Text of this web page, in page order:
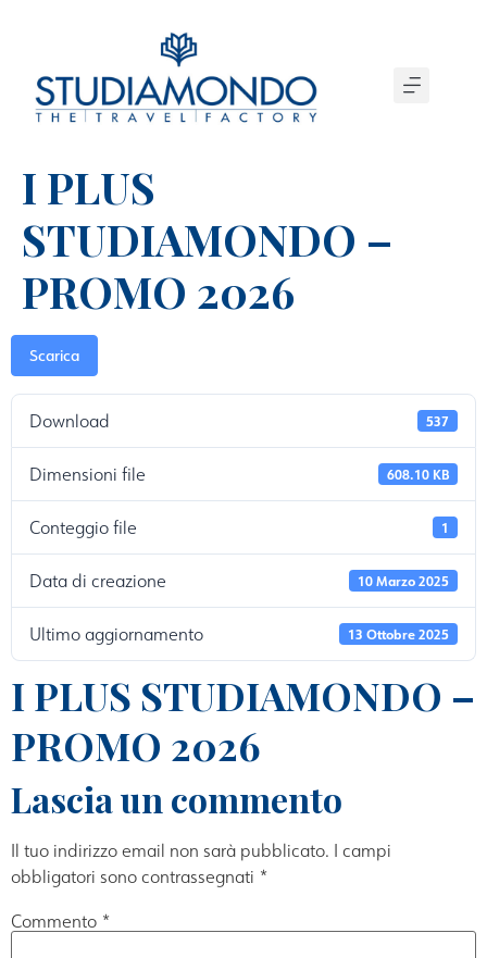
I PLUS
STUDIAMONDO –
PROMO 2026
Scarica
Download 537
Dimensioni file 608.10 KB
Conteggio file 1
Data di creazione 10 Marzo 2025
Ultimo aggiornamento 13 Ottobre 2025
I PLUS STUDIAMONDO –
PROMO 2026
Lascia un commento
Il tuo indirizzo email non sarà pubblicato. I campi
obbligatori sono contrassegnati *
Commento *